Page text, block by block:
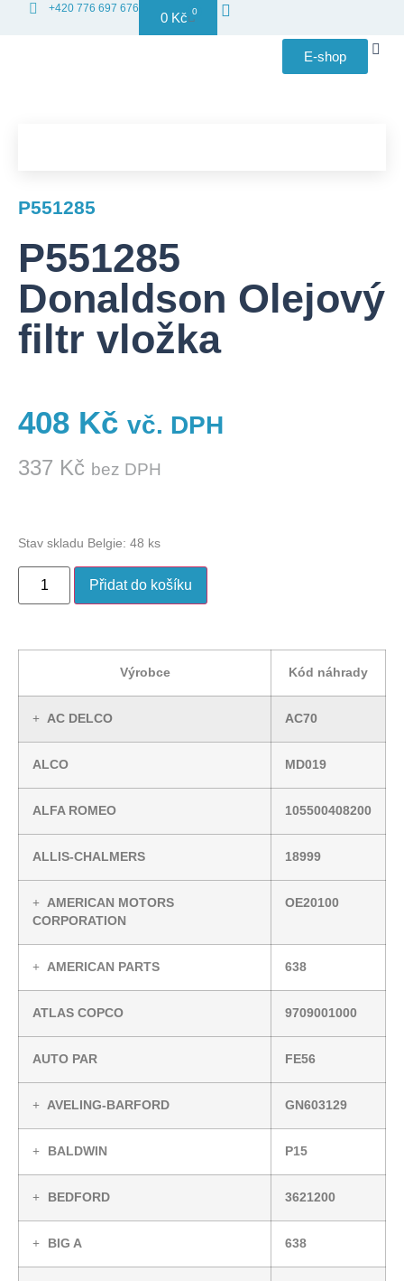
+420 776 697 676
0 Kč 0
E-shop
P551285
P551285
Donaldson Olejový
filtr vložka
408 Kč vč. DPH
337 Kč bez DPH
Stav skladu Belgie: 48 ks
Přidat do košíku
Výrobce Kód náhrady
AC DELCO AC70
ALCO MD019
ALFA ROMEO 105500408200
ALLIS-CHALMERS 18999
AMERICAN MOTORS
CORPORATION
OE20100
AMERICAN PARTS 638
ATLAS COPCO 9709001000
AUTO PAR FE56
AVELING-BARFORD GN603129
BALDWIN P15
BEDFORD 3621200
BIG A 638